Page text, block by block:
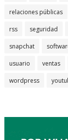
relaciones públicas
rss seguridad
snapchat
usuario ventas
wordpress